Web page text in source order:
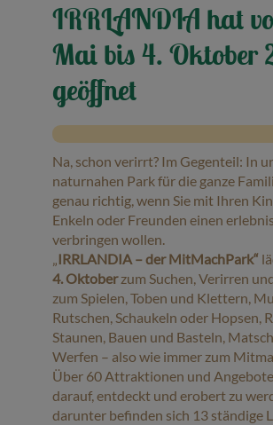
IRRLANDIA hat
Mai bis 4. Oktober
geöffnet
Na, schon verirrt? Im Gegenteil: In
naturnahen Park für die ganze
genau richtig, wenn Sie mit Ihren
Enkeln oder Freunden einen
verbringen wollen.
„IRRLANDIA – der MitMachPark“
4. Oktoberzum Suchen, Verirren
zum Spielen, Toben und Klettern,
Rutschen, Schaukeln oder Hopsen,
Staunen, Bauen und Basteln,
Werfen – also wie immer zum
Über 60 Attraktionen und
darauf, entdeckt und erobert zu
darunter befinden sich 13 ständige